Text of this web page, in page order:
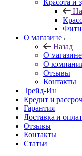
Красота и
О магазине
Назад
О магазине
О
Отзывы
Контакты
Трейд-Ин
Кредит и
Гарантия
Доставка и
Отзывы
Контакты
Статьи